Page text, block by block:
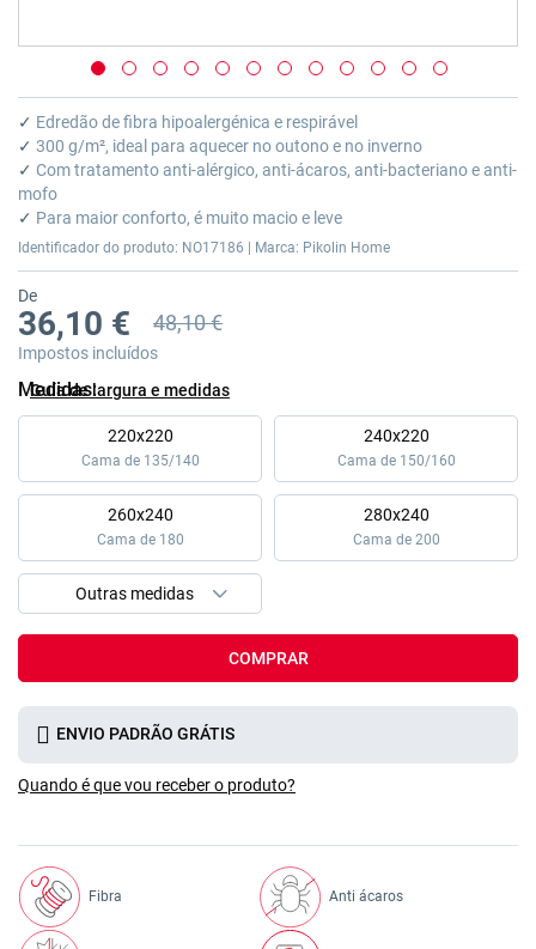
Saltar
para
o
início
da
Galeria
de
✓ Edredão de fibra hipoalergénica e respirável
✓ 300 g/m², ideal para aquecer no outono e no inverno
✓ Com tratamento anti-alérgico, anti-ácaros, anti-bacteriano e anti-
mofo
✓ Para maior conforto, é muito macio e leve
Identificador do produto: NO17186 | Marca: Pikolin Home
De
36,10 € Preço anterior
48,10 €
Impostos incluídos
Guía de largura e medidas
Medidas
220x220
Cama de 135/140
240x220
Cama de 150/160
260x240
Cama de 180
280x240
Cama de 200
COMPRAR
ENVIO PADRÃO GRÁTIS
Quando é que vou receber o produto?
Fibra Anti ácaros